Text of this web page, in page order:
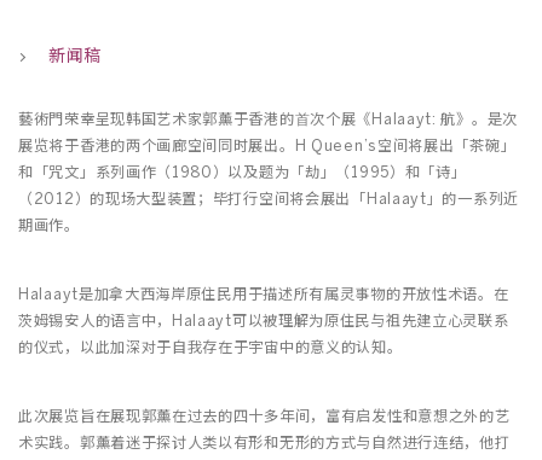
新闻稿
藝術門荣幸呈现韩国艺术家郭薰于香港的⾸次个展《Halaayt: 航》。是次
展览将于香港的两个画廊空间同时展出。H Queen’s空间将展出「茶碗」
和「咒文」系列画作（1980）以及题为「劫」（1995）和「诗」
（2012）的现场大型装置；毕打行空间将会展出「Halaayt」的一系列近
期画作。
Halaayt是加拿大西海岸原住民用于描述所有属灵事物的开放性术语。在
茨姆锡安人的语言中，Halaayt可以被理解为原住民与祖先建立心灵联系
的仪式，以此加深对于自我存在于宇宙中的意义的认知。
此次展览旨在展现郭薰在过去的四十多年间，富有启发性和意想之外的艺
术实践。郭薰着迷于探讨人类以有形和无形的方式与自然进行连结，他打